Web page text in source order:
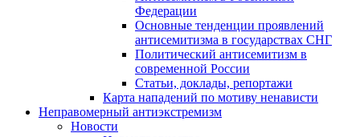
Федерации
Основные тенденции проявлений
антисемитизма в государствах СНГ
Политический антисемитизм в
современной России
Статьи, доклады, репортажи
Карта нападений по мотиву ненависти
Неправомерный антиэкстремизм
Новости